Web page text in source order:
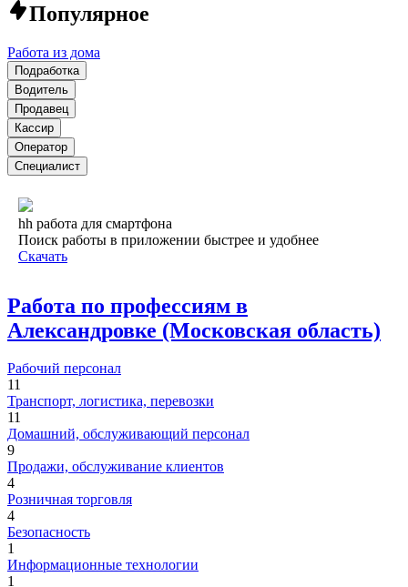
Популярное
Работа из дома
Подработка
Водитель
Продавец
Кассир
Оператор
Специалист
hh работа для смартфона
Поиск работы в приложении быстрее и удобнее
Скачать
Работа по профессиям в
Александровке (Московская область)
Рабочий персонал
11
Транспорт, логистика, перевозки
11
Домашний, обслуживающий персонал
9
Продажи, обслуживание клиентов
4
Розничная торговля
4
Безопасность
1
Информационные технологии
1